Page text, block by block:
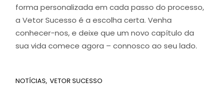
forma personalizada em cada passo do processo,
a Vetor Sucesso é a escolha certa. Venha
conhecer-nos, e deixe que um novo capítulo da
sua vida comece agora – connosco ao seu lado.
NOTÍCIAS VETOR SUCESSO